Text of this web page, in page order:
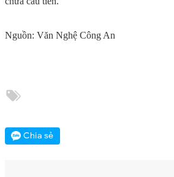
Nguồn: Văn Nghệ Công An
Chia sẻ